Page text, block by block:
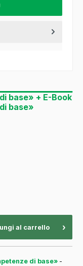
base» + E-Book
base»
al carrello ›
di base» -